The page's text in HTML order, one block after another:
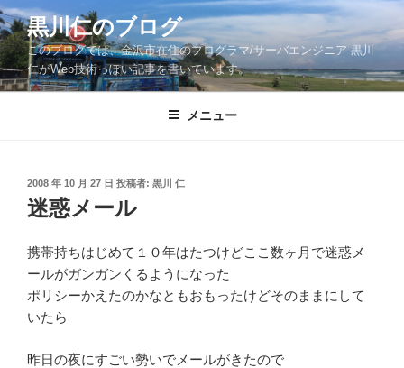
コ
ン
テ
ン
ツ
黒川仁のブログ
このブログでは、金沢市在住のプログラマ/サーバエンジニア 黒川
仁がWeb技術っぽい記事を書いています。
メニュー
投
稿
日:
2008 年 10 月 27 日 投稿者: 黒川 仁
迷惑メール
携帯持ちはじめて１０年はたつけどここ数ヶ月で迷惑メ
ールがガンガンくるようになった
ポリシーかえたのかなともおもったけどそのままにして
いたら
昨日の夜にすごい勢いでメールがきたので